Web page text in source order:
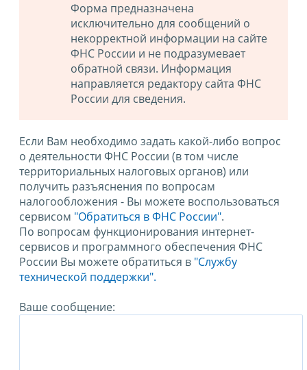
Форма предназначена
исключительно для сообщений о
некорректной информации на сайте
ФНС России и не подразумевает
обратной связи. Информация
направляется редактору сайта ФНС
России для сведения.
Если Вам необходимо задать какой-либо вопрос
о деятельности ФНС России (в том числе
территориальных налоговых органов) или
получить разъяснения по вопросам
налогообложения - Вы можете воспользоваться
сервисом "Обратиться в ФНС России".
По вопросам функционирования интернет-
сервисов и программного обеспечения ФНС
России Вы можете обратиться в "Службу
технической поддержки".
Ваше сообщение: